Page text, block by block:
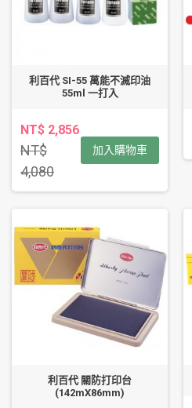
利百代 SI-55 萬能不滅印油
55ml 一打入
NT$ 2,856
NT$
4,080
加入購物車
利百代 關防打印台
(142mX86mm)